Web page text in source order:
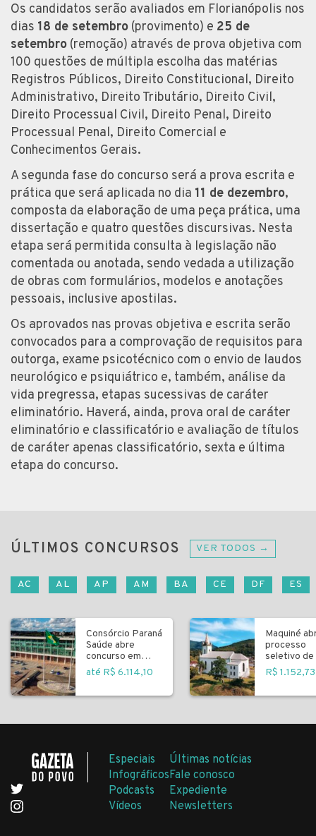
Os candidatos serão avaliados em Florianópolis nos
dias 18 de setembro (provimento) e 25 de
setembro (remoção) através de prova objetiva com
100 questões de múltipla escolha das matérias
Registros Públicos, Direito Constitucional, Direito
Administrativo, Direito Tributário, Direito Civil,
Direito Processual Civil, Direito Penal, Direito
Processual Penal, Direito Comercial e
Conhecimentos Gerais.
A segunda fase do concurso será a prova escrita e
prática que será aplicada no dia 11 de dezembro,
composta da elaboração de uma peça prática, uma
dissertação e quatro questões discursivas. Nesta
etapa será permitida consulta à legislação não
comentada ou anotada, sendo vedada a utilização
de obras com formulários, modelos e anotações
pessoais, inclusive apostilas.
Os aprovados nas provas objetiva e escrita serão
convocados para a comprovação de requisitos para
outorga, exame psicotécnico com o envio de laudos
neurológico e psiquiátrico e, também, análise da
vida pregressa, etapas sucessivas de caráter
eliminatório. Haverá, ainda, prova oral de caráter
eliminatório e classificatório e avaliação de títulos
de caráter apenas classificatório, sexta e última
etapa do concurso.
ÚLTIMOS CONCURSOS VER TODOS →
AC AL AP AM BA CE DF ES
Consórcio Paraná
Saúde abre
concurso em
Curitiba
até R$ 6.114,10
Maquiné
processo
seletivo de
R$ 1.152,73
Especiais
Infográficos
Podcasts
Vídeos
Últimas notícias
Fale conosco
Expediente
Newsletters